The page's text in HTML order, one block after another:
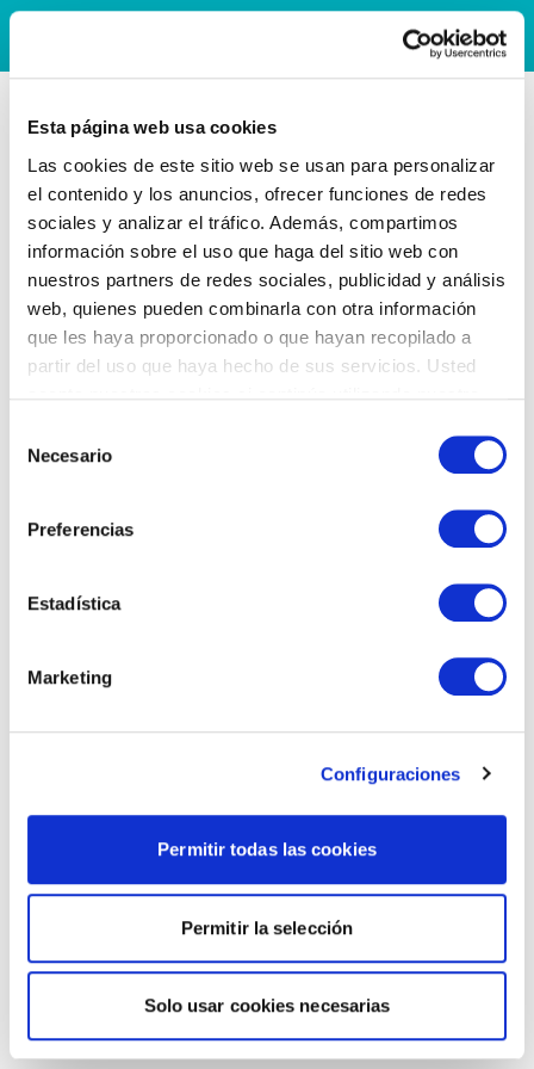
Esta página web usa cookies
Las cookies de este sitio web se usan para personalizar
el contenido y los anuncios, ofrecer funciones de redes
sociales y analizar el tráfico. Además, compartimos
información sobre el uso que haga del sitio web con
nuestros partners de redes sociales, publicidad y análisis
web, quienes pueden combinarla con otra información
que les haya proporcionado o que hayan recopilado a
partir del uso que haya hecho de sus servicios. Usted
Necesario
Preferencias
Estadística
Marketing
Configuraciones
Permitir todas las cookies
Permitir la selección
Solo usar cookies necesarias